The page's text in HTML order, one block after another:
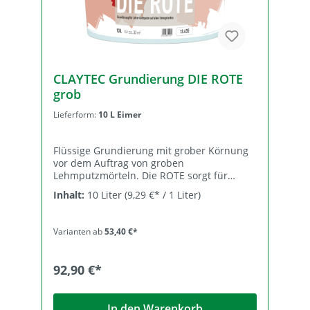
flächendeckend per Kurzflor-Rolle oder mit
der Bürste. Trocknung Der folgende
Auftrag ist erst nach vollständiger
Trocknung, frühestens nach 48 Stunden
CLAYTEC Grundierung DIE ROTE
grob
Lieferform: 10 L Eimer
Flüssige Grundierung mit grober Körnung
vor dem Auftrag von groben
Lehmputzmörteln. Die ROTE sorgt für
Griffigkeit und Putzhaftung auf glatten
und/oder schlecht saugenden
Elementen, Beton, Kalk- und Gipsputzen,
Dispersions-Altanstrichen (fest aber porös),
Zusammensetzung Kalksteinmehl, Wasser,
Wasserglas, Ton, Dispersion < 5%
und Anwendungssicherheit), Perlite,
Inhalt: 10 Liter (9,29 €* / 1 Liter)
Varianten ab53,40 €*
92,90 €*